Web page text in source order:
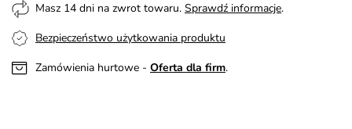
Masz 14 dni na zwrot towaru. Sprawdź informacje.
Bezpieczeństwo użytkowania produktu
Zamówienia hurtowe - Oferta dla firm.